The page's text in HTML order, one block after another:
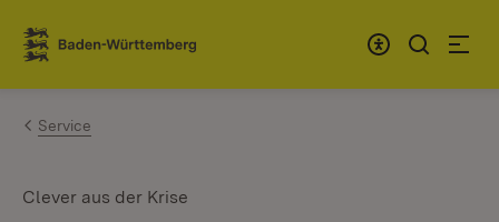
Zum Inhalt springen
Link zur Startseite
Service
Clever aus der Krise